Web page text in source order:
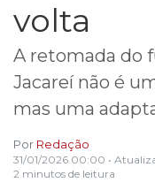
volta
A retomada do
Jacareí não é
mas uma
Por Redação
31/01/2026 00:00 •
2 minutos de leitura